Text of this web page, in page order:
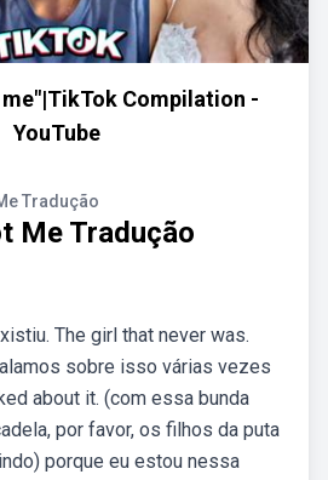
Compilation -
YouTube
Tradução
Me Tradução
The girl that never was.
sobre isso várias vezes
about it. (com essa bunda
por favor, os filhos da puta
porque eu estou nessa